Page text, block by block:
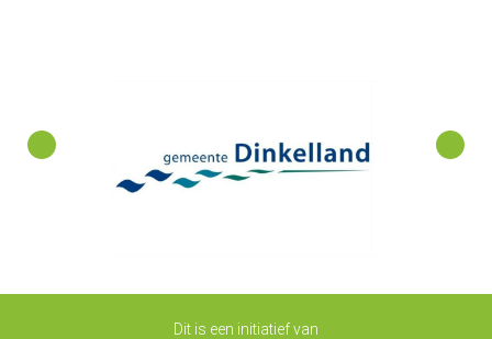
Dit is een initiatief van